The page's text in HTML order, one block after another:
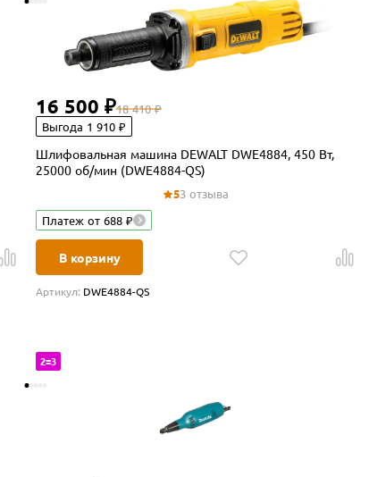
16 500 ₽18 410 ₽
Выгода 1 910 ₽
Шлифовальная машина DEWALT DWE4884, 450 Вт,
25000 об/мин (DWE4884-QS)
53 отзыва
Платеж от 688 ₽
В корзину
Артикул: DWE4884-QS
2=3